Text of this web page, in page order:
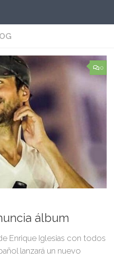
0
álbum
Enrique Iglesias con todos
lanzará un nuevo